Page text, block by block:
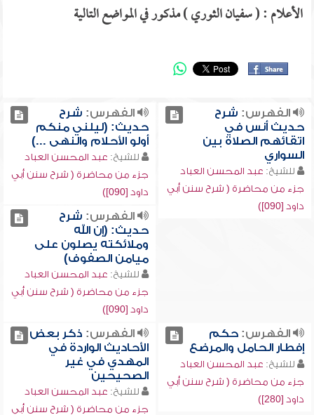
الأعلام : ( سفيان الثوري ) مذكور في المواضع التالية
الفهرس: شرح
حديث أنس في
اتقائهم الصلاة بين
السواري
للشيخ: عبد المحسن العباد
جزء من محاضرة ( شرح سنن أبي
داود [090])
الفهرس: شرح
حديث: (ليلني منكم
أولو الأحلام والنهى ...)
للشيخ: عبد المحسن العباد
جزء من محاضرة ( شرح سنن أبي
داود [090])
الفهرس: شرح
حديث: (إن الله
وملائكته يصلون على
ميامن الصفوف)
للشيخ: عبد المحسن العباد
جزء من محاضرة ( شرح سنن أبي
داود [090])
الفهرس:حكم
إفطار الحامل والمرضع
للشيخ: عبد المحسن العباد
جزء من محاضرة ( شرح سنن أبي
داود [280])
الفهرس: ذكر بعض
الأحاديث الواردة في
المهدي في غير
الصحيحين
للشيخ: عبد المحسن العباد
جزء من محاضرة ( شرح سنن أبي